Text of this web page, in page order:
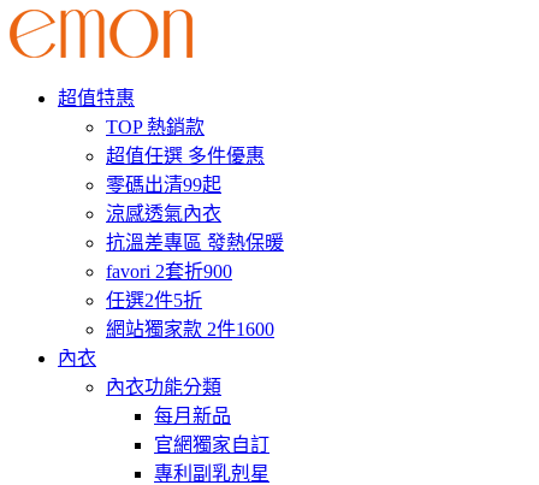
超值特惠
TOP 熱銷款
超值任選 多件優惠
零碼出清99起
涼感透氣內衣
抗溫差專區 發熱保暖
favori 2套折900
任選2件5折
網站獨家款 2件1600
內衣
內衣功能分類
每月新品
官網獨家自訂
專利副乳剋星